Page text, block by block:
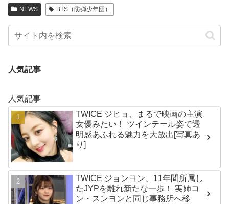
NEWS BTS（防弾少年団）
人気記事
人気記事
TWICE ジヒョ、まるで映画の主演
女優みたい！ ツインテール姿で透
明感あふれる魅力を大放出[写真あ
り]
TWICE ジョンヨン、11年間所属し
たJYPを離れ新たな一歩！ 実姉コ
ン・スンヨンと同じ事務所へ移